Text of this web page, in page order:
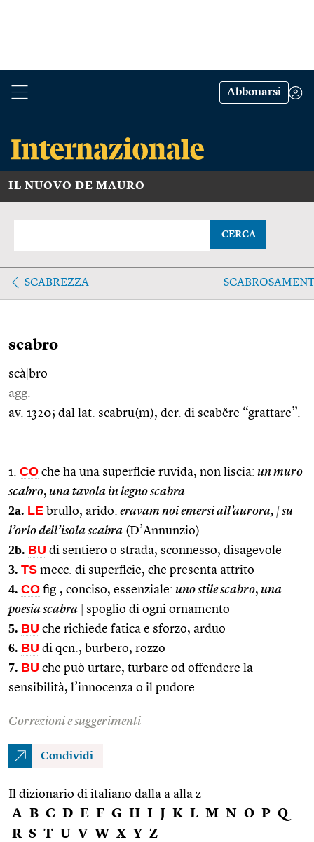
Abbonarsi
IL NUOVO DE MAURO
CERCA
SCABREZZA
scabro
scà bro
agg.
av. 1320; dal lat. scabru(m), der. di scabĕre “grattare”.
1. CO che ha una superficie ruvida, non liscia: un muro
scabro, una tavola in legno scabra
2a. LE brullo, arido: eravam noi emersi all’aurora, |su
l’orlo dell’isola scabra (D’Annunzio)
2b. BU di sentiero o strada, sconnesso, disagevole
3. TS mecc. di superficie, che presenta attrito
4. CO fig., conciso, essenziale: uno stile scabro, una
poesia scabra
spoglio di ogni ornamento
5. BU che richiede fatica e sforzo, arduo
6. BU di qcn., burbero, rozzo
7. BU che può urtare, turbare od offendere la
sensibilità, l’innocenza o il pudore
Correzioni e suggerimenti
Condividi
Il dizionario di italiano dalla a alla z
A B C D E F G H I J K L M N O P Q
R S T U V W X Y Z